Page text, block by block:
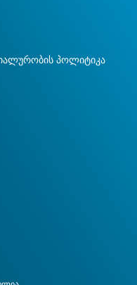
პოლიტიკა